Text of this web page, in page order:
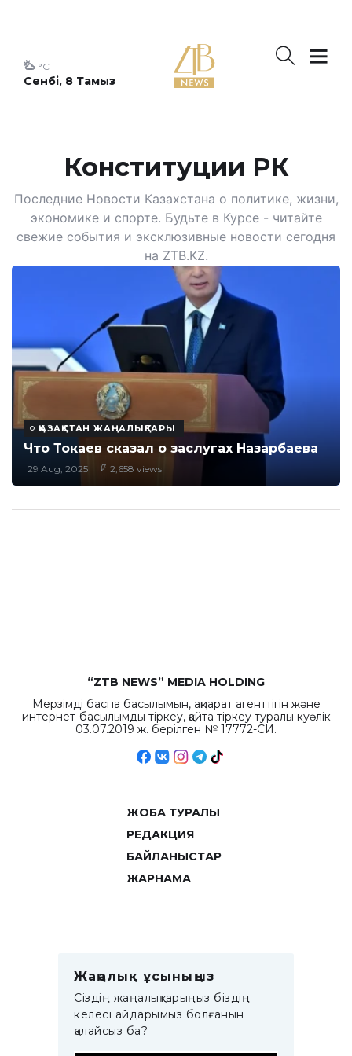
Сенбі, 8 Тамыз
°C
Конституции РК
Последние Новости Казахстана о политике, жизни,
экономике и спорте. Будьте в Курсе - читайте
свежие события и эксклюзивные новости сегодня
на ZTB.KZ.
ҚАЗАҚСТАН ЖАҢАЛЫҚТАРЫ
Что Токаев сказал о заслугах Назарбаева
29 Aug, 2025 2,658 views
“ZTB NEWS” MEDIA HOLDING
Мерзімді баспа басылымын, ақпарат агенттігін және
интернет-басылымды тіркеу, қайта тіркеу туралы куәлік
03.07.2019 ж. берілген № 17772-СИ.
ЖОБА ТУРАЛЫ
РЕДАКЦИЯ
БАЙЛАНЫСТАР
ЖАРНАМА
Жаңалық ұсыныңыз
Сіздің жаңалықтарыңыз біздің
келесі айдарымыз болғанын
қалайсыз ба?